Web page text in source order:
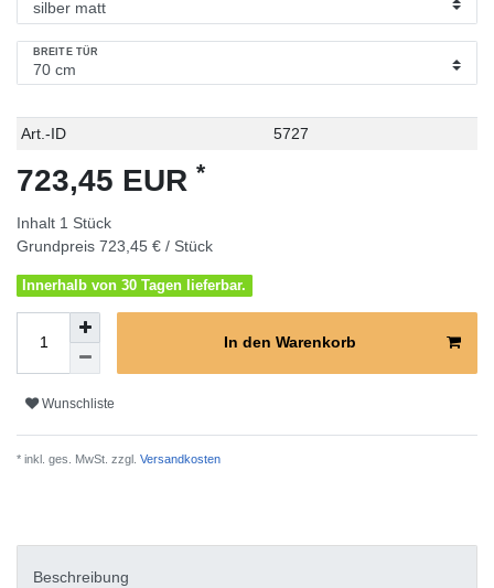
BREITE TÜR
Technisches
Wert
Art.-ID 5727
723,45 EUR *
Inhalt 1 Stück
Grundpreis 723,45 € / Stück
Innerhalb von 30 Tagen lieferbar.
In den Warenkorb
Wunschliste
* inkl. ges. MwSt. zzgl. Versandkosten
Beschreibung